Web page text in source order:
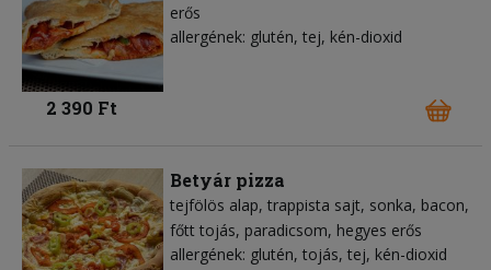
erős
allergének: glutén, tej, kén-dioxid
2 390 Ft
Betyár pizza
tejfölös alap trappista sajt sonka bacon
főtt tojás paradicsom hegyes erős
allergének: glutén, tojás, tej, kén-dioxid